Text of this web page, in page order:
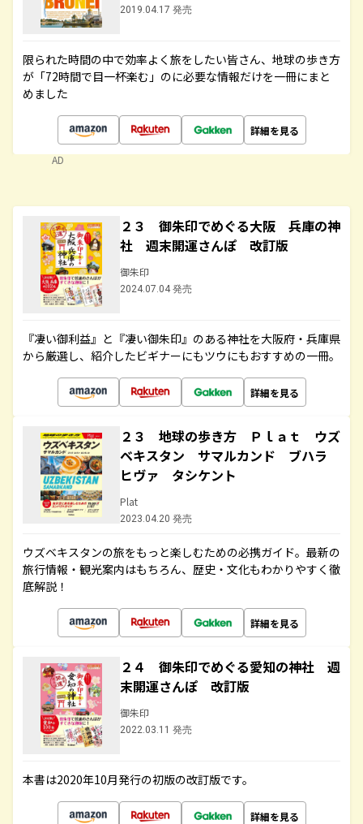
2019.04.17 発売
限られた時間の中で効率よく旅をしたい皆さん、地球の歩き方
が「72時間で目一杯楽む」のに必要な情報だけを一冊にまと
めました
詳細を見る
AD
２３ 御朱印でめぐる大阪 兵庫の神
社 週末開運さんぽ 改訂版
御朱印
2024.07.04 発売
『凄い御利益』と『凄い御朱印』のある神社を大阪府・兵庫県
から厳選し、紹介したビギナーにもツウにもおすすめの一冊。
詳細を見る
２３ 地球の歩き方 Ｐｌａｔ ウズ
ベキスタン サマルカンド ブハラ
ヒヴァ タシケント
Plat
2023.04.20 発売
ウズベキスタンの旅をもっと楽しむための必携ガイド。最新の
旅行情報・観光案内はもちろん、歴史・文化もわかりやすく徹
底解説！
詳細を見る
２４ 御朱印でめぐる愛知の神社 週
末開運さんぽ 改訂版
御朱印
2022.03.11 発売
本書は2020年10月発行の初版の改訂版です。
詳細を見る